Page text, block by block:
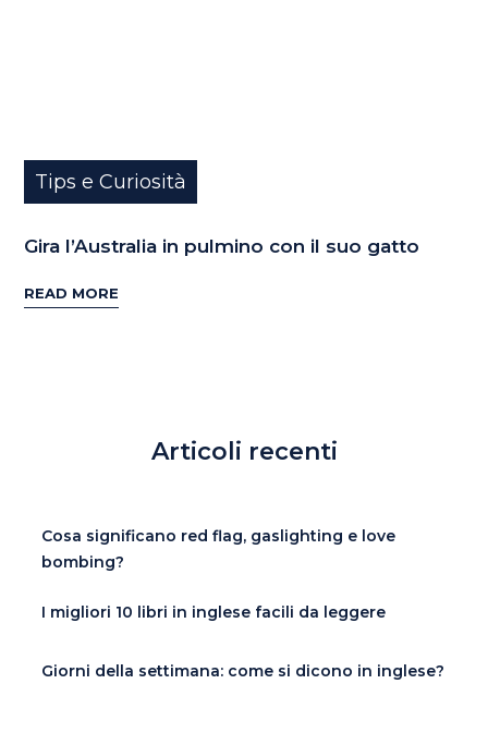
Tips e Curiosità
Gira l’Australia in pulmino con il suo gatto
READ MORE
Articoli recenti
Cosa significano red flag, gaslighting e love
bombing?
I migliori 10 libri in inglese facili da leggere
Giorni della settimana: come si dicono in inglese?